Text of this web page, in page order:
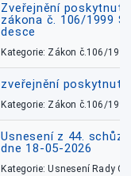
Zveřejnění
zákona č. 106/1999
desce
Kategorie: Zákon č.106/1999
zveřejnění
Kategorie: Zákon č.106/1999
Usnesení z 44.
dne 18-05-2026
Kategorie: Usnesení Rady